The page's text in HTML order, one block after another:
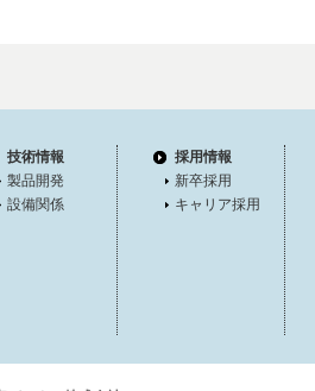
技術情報
製品開発
設備関係
採用情報
新卒採用
キャリア採用